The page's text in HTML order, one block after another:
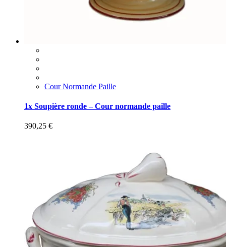
Cour Normande Paille
1x Soupière ronde – Cour normande paille
390,25 €